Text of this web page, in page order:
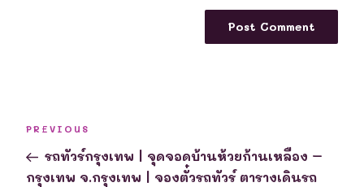
Previous
Post
PREVIOUS
รถทัวร์กรุงเทพ | จุดจอดบ้านห้วยก้านเหลือง –
กรุงเทพ จ.กรุงเทพ | จองตั๋วรถทัวร์ ตารางเดินรถ